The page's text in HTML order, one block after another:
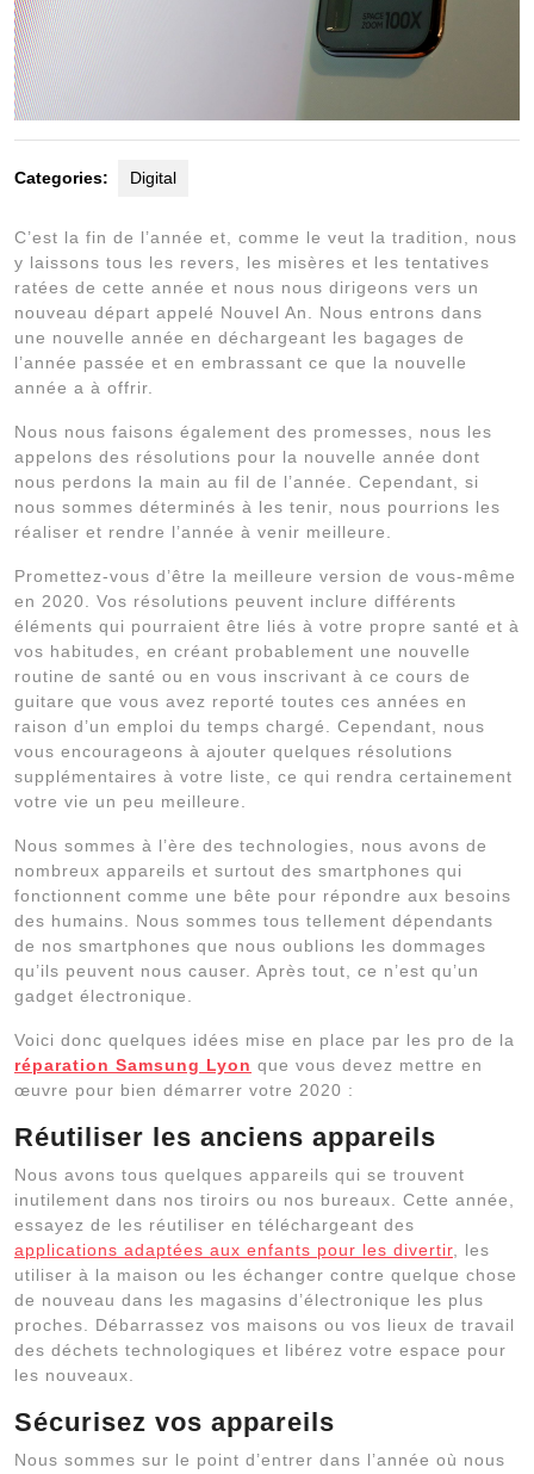
Categories: Digital
C’est la fin de l’année et, comme le veut la tradition, nous
y laissons tous les revers, les misères et les tentatives
ratées de cette année et nous nous dirigeons vers un
nouveau départ appelé Nouvel An. Nous entrons dans
une nouvelle année en déchargeant les bagages de
l’année passée et en embrassant ce que la nouvelle
année a à offrir.
Nous nous faisons également des promesses, nous les
appelons des résolutions pour la nouvelle année dont
nous perdons la main au fil de l’année. Cependant, si
nous sommes déterminés à les tenir, nous pourrions les
réaliser et rendre l’année à venir meilleure.
Promettez-vous d’être la meilleure version de vous-même
en 2020. Vos résolutions peuvent inclure différents
éléments qui pourraient être liés à votre propre santé et à
vos habitudes, en créant probablement une nouvelle
routine de santé ou en vous inscrivant à ce cours de
guitare que vous avez reporté toutes ces années en
raison d’un emploi du temps chargé. Cependant, nous
vous encourageons à ajouter quelques résolutions
supplémentaires à votre liste, ce qui rendra certainement
votre vie un peu meilleure.
Nous sommes à l’ère des technologies, nous avons de
nombreux appareils et surtout des smartphones qui
fonctionnent comme une bête pour répondre aux besoins
des humains. Nous sommes tous tellement dépendants
de nos smartphones que nous oublions les dommages
qu’ils peuvent nous causer. Après tout, ce n’est qu’un
gadget électronique.
Voici donc quelques idées mise en place par les pro de la
réparation Samsung Lyon que vous devez mettre en
œuvre pour bien démarrer votre 2020 :
Réutiliser les anciens appareils
Nous avons tous quelques appareils qui se trouvent
inutilement dans nos tiroirs ou nos bureaux. Cette année,
essayez de les réutiliser en téléchargeant des
applications adaptées aux enfants pour les divertir , les
utiliser à la maison ou les échanger contre quelque chose
de nouveau dans les magasins d’électronique les plus
proches. Débarrassez vos maisons ou vos lieux de travail
des déchets technologiques et libérez votre espace pour
les nouveaux.
Sécurisez vos appareils
Nous sommes sur le point d’entrer dans l’année où nous